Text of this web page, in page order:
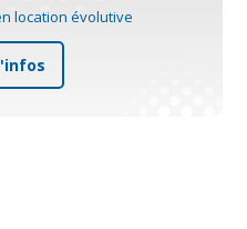
location évolutive